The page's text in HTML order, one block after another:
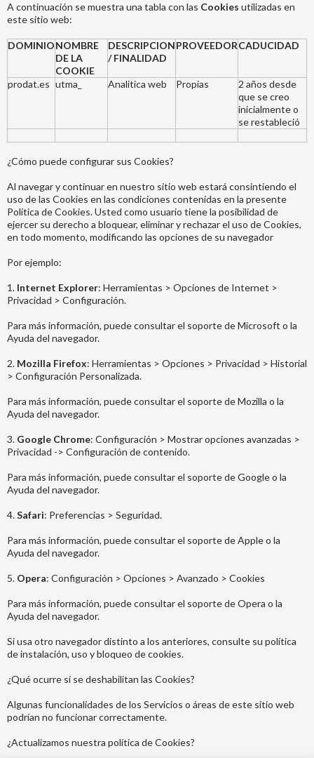
A continuación se muestra una tabla con las Cookies utilizadas en
este sitio web:
DOMINIONOMBRE
DE LA
COOKIE
DESCRIPCION
/ FINALIDAD
PROVEEDORCADUCIDAD
prodat.es utma_ Analitica web Propias
2 años desde
que se creo
inicialmente o
se restableció
¿Cómo puede configurar sus Cookies?
Al navegar y continuar en nuestro sitio web estará consintiendo el
uso de las Cookies en las condiciones contenidas en la presente
Política de Cookies. Usted como usuario tiene la posibilidad de
ejercer su derecho a bloquear, eliminar y rechazar el uso de Cookies,
en todo momento, modificando las opciones de su navegador
Por ejemplo:
1. Internet Explorer: Herramientas > Opciones de Internet >
Privacidad > Configuración.
Para más información, puede consultar el soporte de Microsoft o la
Ayuda del navegador.
2. Mozilla Firefox: Herramientas > Opciones > Privacidad > Historial
> Configuración Personalizada.
Para más información, puede consultar el soporte de Mozilla o la
Ayuda del navegador.
3. Google Chrome: Configuración > Mostrar opciones avanzadas >
Privacidad -> Configuración de contenido.
Para más información, puede consultar el soporte de Google o la
Ayuda del navegador.
4.Safari: Preferencias > Seguridad.
Para más información, puede consultar el soporte de Apple o la
Ayuda del navegador.
5. Opera: Configuración > Opciones > Avanzado > Cookies
Para más información, puede consultar el soporte de Opera o la
Ayuda del navegador.
Si usa otro navegador distinto a los anteriores, consulte su política
de instalación, uso y bloqueo de cookies.
¿Qué ocurre si se deshabilitan las Cookies?
Algunas funcionalidades de los Servicios o áreas de este sitio web
podrían no funcionar correctamente.
¿Actualizamos nuestra política de Cookies?